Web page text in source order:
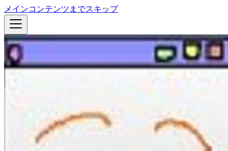
メインコンテンツまでスキップ